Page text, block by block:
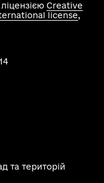
Creative
license,
та територій